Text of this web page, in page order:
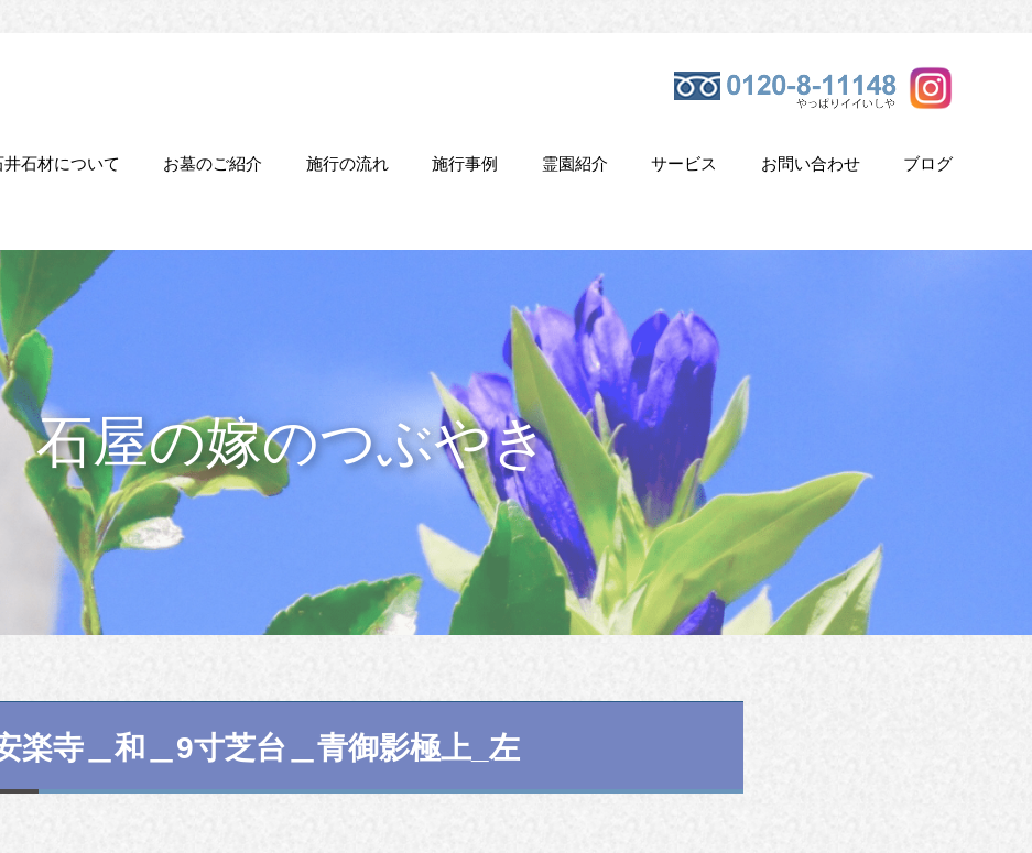
井石材について お墓のご紹介 施行の流れ 施行事例 霊園紹介 サービス お問い合わせ ブログ
石屋の嫁のつぶやき
楽寺＿和＿9寸芝台＿青御影極上_左